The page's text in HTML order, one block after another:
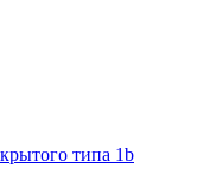
типа 1b